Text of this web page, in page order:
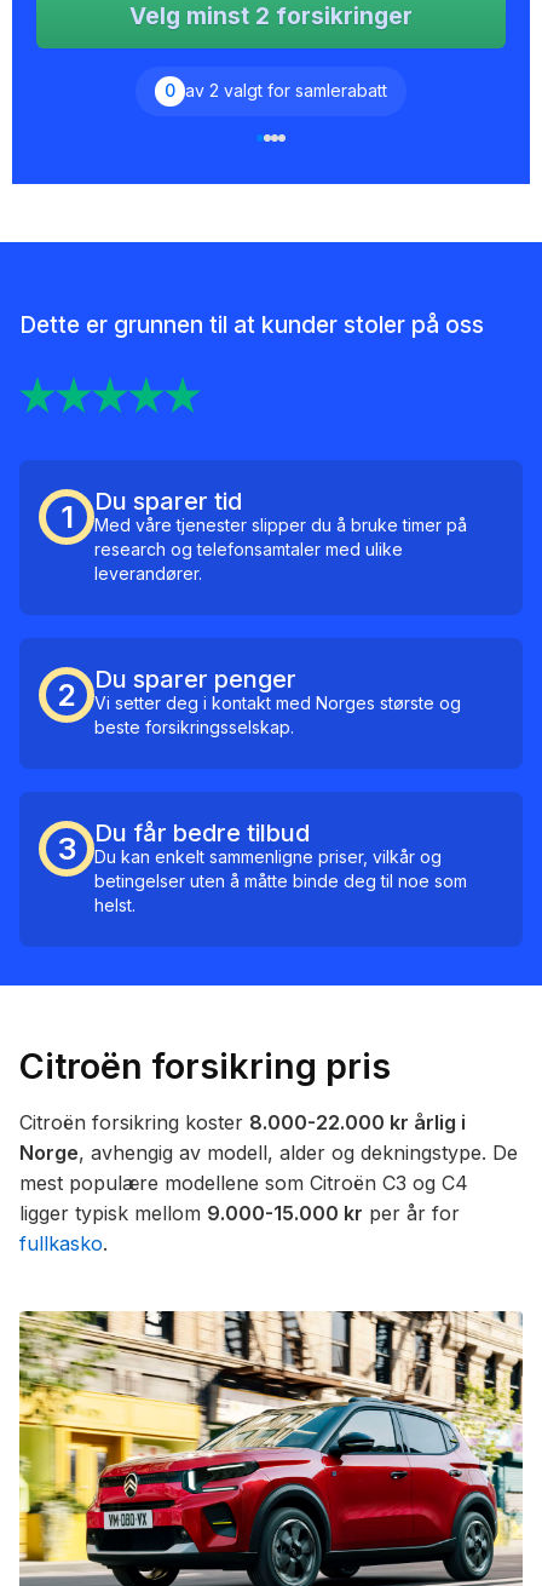
Velg minst 2 forsikringer
0 av 2 valgt for samlerabatt
Dette er grunnen til at kunder stoler på oss
1 Du sparer tid
Med våre tjenester slipper du å bruke timer på
research og telefonsamtaler med ulike
leverandører.
2 Du sparer penger
Vi setter deg i kontakt med Norges største og
beste forsikringsselskap.
3 Du får bedre tilbud
Du kan enkelt sammenligne priser, vilkår og
betingelser uten å måtte binde deg til noe som
helst.
Citroën forsikring pris
Citroën forsikring koster 8.000-22.000 kr årlig i
Norge, avhengig av modell, alder og dekningstype. De
mest populære modellene som Citroën C3 og C4
ligger typisk mellom 9.000-15.000 kr per år for
fullkasko.